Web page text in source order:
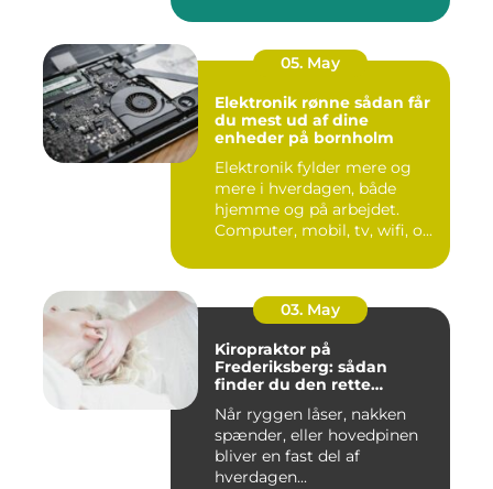
05. May
Elektronik rønne sådan får
du mest ud af dine
enheder på bornholm
Elektronik fylder mere og
mere i hverdagen, både
hjemme og på arbejdet.
Computer, mobil, tv, wifi, o...
03. May
Kiropraktor på
Frederiksberg: sådan
finder du den rette
Når ryggen låser, nakken
spænder, eller hovedpinen
bliver en fast del af
hverdagen...